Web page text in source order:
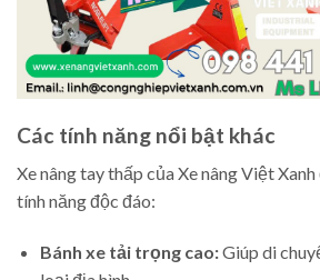
Các tính năng nổi bật khác
Xe nâng tay thấp của Xe nâng Việt
tính năng độc đáo:
Bánh xe tải trọng cao:Giúp di